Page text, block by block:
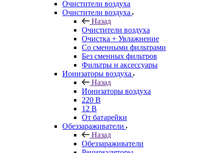
Очистители воздуха
Очистители воздуха
Назад
Очистители воздуха
Очистка + Увлажнение
Cо сменными фильтрами
Без сменных фильтров
Фильтры и аксессуары
Ионизаторы воздуха
Назад
Ионизаторы воздуха
220 В
12 В
От батарейки
Обеззараживатели
Назад
Обеззараживатели